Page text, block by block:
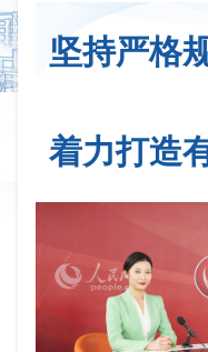
坚持严格
着力打造